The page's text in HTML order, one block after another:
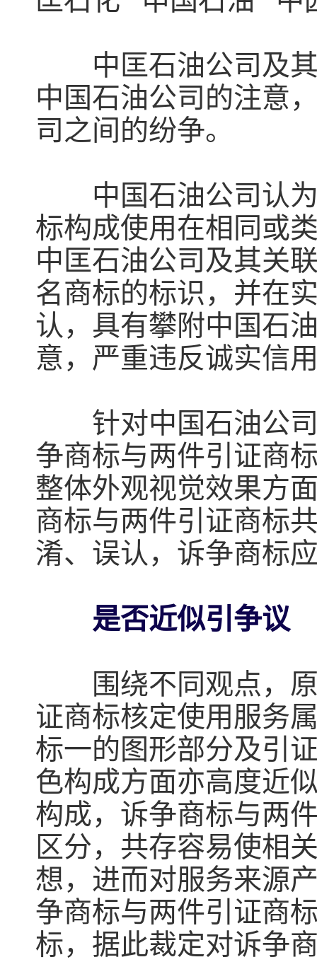
中匡石油公司及其
中国石油公司的注意
司之间的纷争。
中国石油公司认为
标构成使用在相同或
中匡石油公司及其关
名商标的标识，并在
认，具有攀附中国石
意，严重违反诚实信
针对中国石油公司
争商标与两件引证商
整体外观视觉效果方
商标与两件引证商标
淆、误认，诉争商标
是否近似引争议
围绕不同观点，原
证商标核定使用服务
标一的图形部分及引
色构成方面亦高度近
构成，诉争商标与两
区分，共存容易使相
想，进而对服务来源
争商标与两件引证商
标，据此裁定对诉争